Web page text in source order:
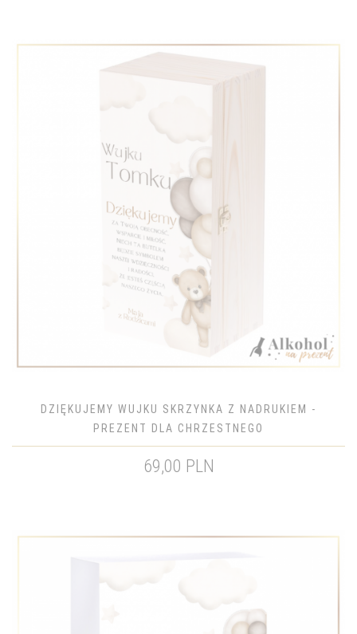
DZIĘKUJEMY WUJKU SKRZYNKA Z NADRUKIEM -
PREZENT DLA CHRZESTNEGO
69,00 PLN